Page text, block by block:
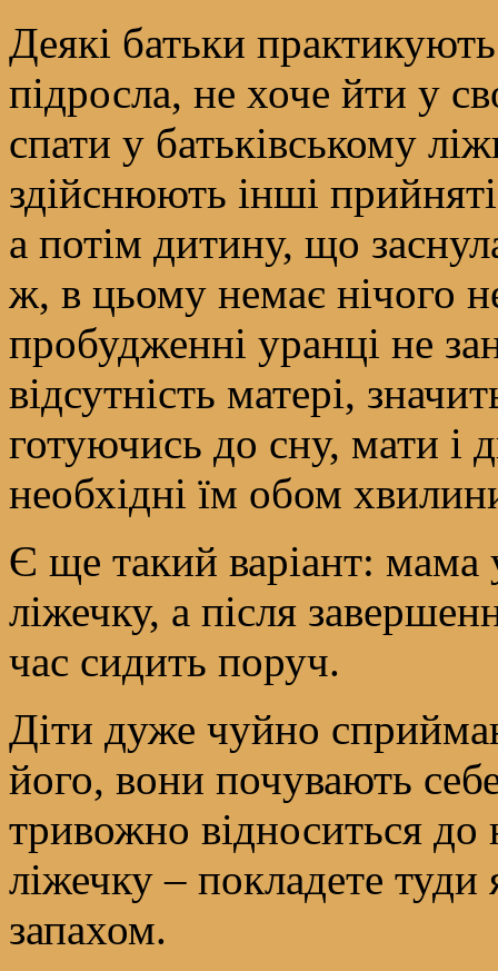
Деякі батьки
підросла, не хоче йти у
спати у батьківському
здійснюють інші
а потім дитину, що
ж, в цьому немає нічого
пробудженні уранці не
відсутність матері,
готуючись до сну, мати і
необхідні їм обом
Є ще такий варіант: мама
ліжечку, а після
час сидить поруч.
Діти дуже чуйно
його, вони почувають
тривожно відноситься до
ліжечку – покладете
запахом.